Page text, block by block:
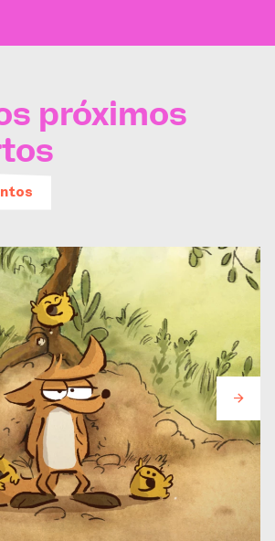
próximos